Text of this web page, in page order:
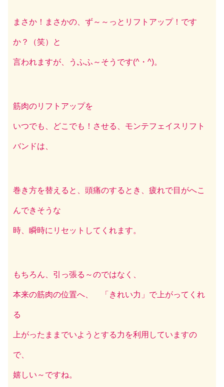
まさか！まさかの、ず～～っとリフトアップ！です
か？（笑）と
言われますが、うふふ～そうです(^・^)。
筋肉のリフトアップを
いつでも、どこでも！させる、モンテフェイスリフト
バンドは、
巻き方を替えると、頭痛のするとき、疲れで目がへこ
んできそうな
時、瞬時にリセットしてくれます。
もちろん、引っ張る～のではなく、
本来の筋肉の位置へ、 「きれい力」で上がってくれ
る
上がったままでいようとする力を利用していますの
で、
嬉しい～ですね。